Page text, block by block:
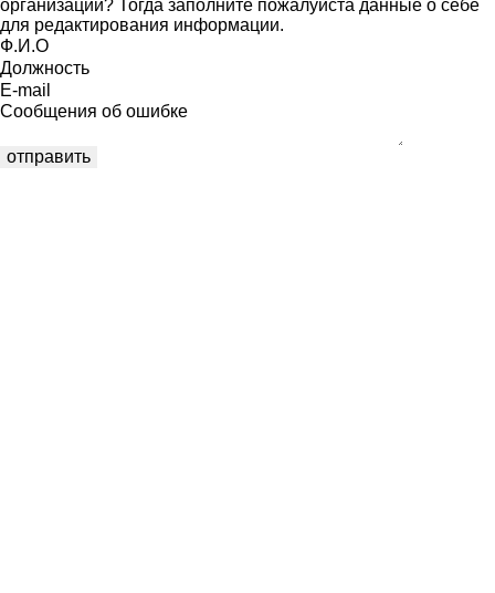
организации? Тогда заполните пожалуйста данные о себе
для редактирования информации.
Ф.И.О
Должность
E-mail
Сообщения об ошибке